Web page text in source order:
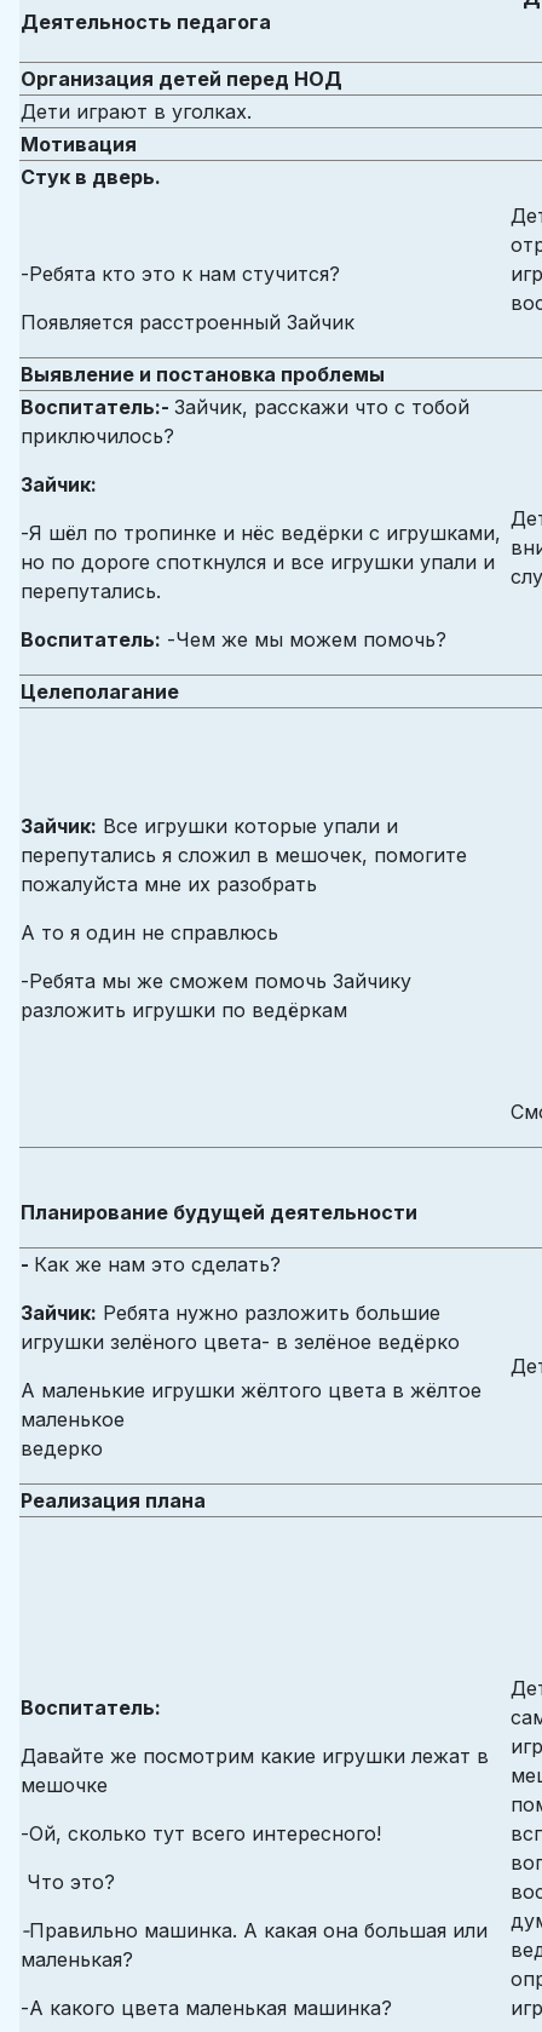
Деятельность педагога
Организация детей перед НОД
Дети играют в уголках.
Мотивация
Стук в дверь.
-Ребята кто это к нам стучится?
Появляется расстроенный Зайчик
Выявление и постановка проблемы
Воспитатель:- Зайчик, расскажи что с тобой
приключилось?
Зайчик:
-Я шёл по тропинке и нёс ведёрки с игрушками,
но по дороге споткнулся и все игрушки упали и
перепутались.
Воспитатель: -Чем же мы можем помочь?
Целеполагание
Зайчик: Все игрушки которые упали и
перепутались я сложил в мешочек, помогите
пожалуйста мне их разобрать
А то я один не справлюсь
-Ребята мы же сможем помочь Зайчику
разложить игрушки по ведёркам
Планирование будущей деятельности
- Как же нам это сделать?
Зайчик: Ребята нужно разложить большие
игрушки зелёного цвета- в зелёное ведёрко
А маленькие игрушки жёлтого цвета в жёлтое
маленькое
ведерко
Реализация плана
Воспитатель:
Давайте же посмотрим какие игрушки лежат в
мешочке
-Ой, сколько тут всего интересного!
Что это?
-Правильно машинка. А какая она большая или
маленькая?
-А какого цвета маленькая машинка?